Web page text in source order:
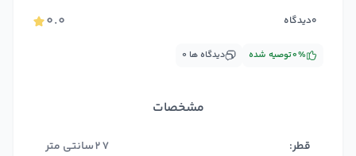
۰.۰
دیدگاه۰
۰ دیدگاه ها توصیه شده۰%
مشخصات
قطر:
27سانتی متر